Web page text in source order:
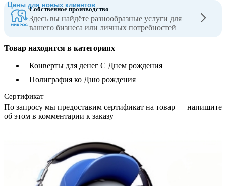
Цены для новых клиентов
Собственное производство
Здесь вы найдёте разнообразные услуги для
вашего бизнеса или личных потребностей
Товар находится в категориях
Конверты для денег С Днем рождения
Полиграфия ко Дню рождения
Сертификат
По запросу мы предоставим сертификат на товар — напишите
об этом в комментарии к заказу